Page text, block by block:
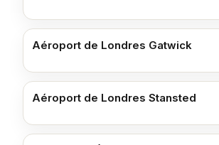
Aéroport de Londres Gatwick
Aéroport de Londres Stansted